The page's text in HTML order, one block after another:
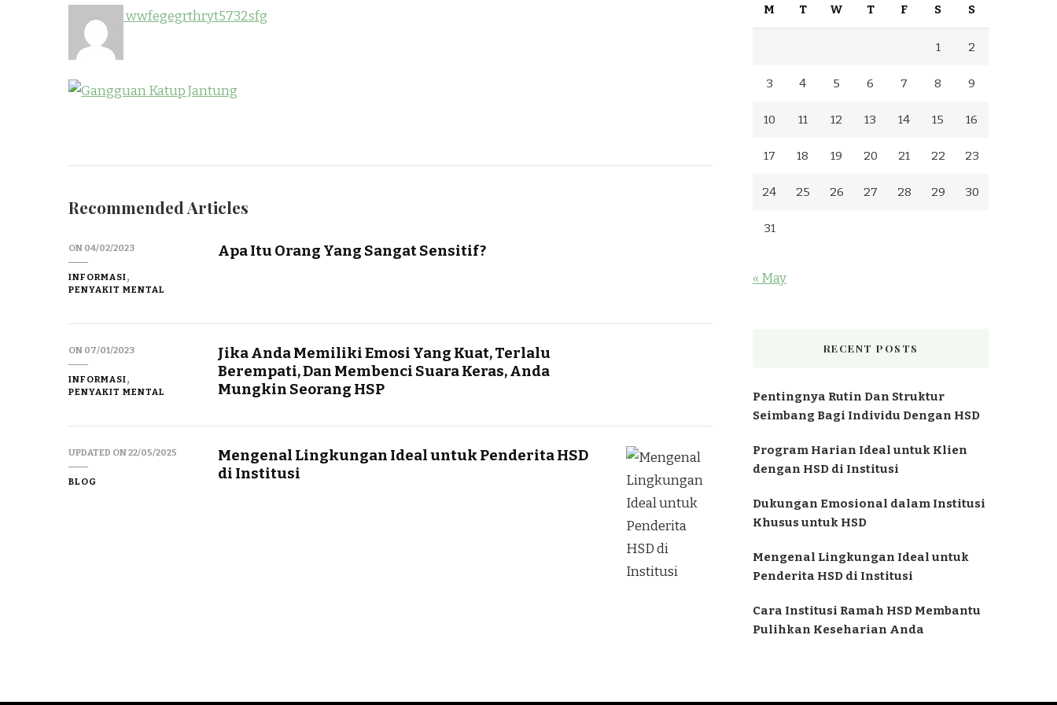
wwfegegrthryt5732sfg
Recommended Articles
ON 04/02/2023
INFORMASI
PENYAKIT MENTAL
Apa Itu Orang Yang Sangat Sensitif?
ON 07/01/2023
INFORMASI
PENYAKIT MENTAL
Jika Anda Memiliki Emosi Yang Kuat, Terlalu
Berempati, Dan Membenci Suara Keras, Anda
Mungkin Seorang HSP
UPDATED ON22/05/2025
BLOG
Mengenal Lingkungan Ideal untuk Penderita HSD
di Institusi
M T W T F S S
1 2
3 4 5 6 7 8 9
10 11 12 13 14 15 16
17 18 19 20 21 22 23
24 25 26 27 28 29 30
31
« May
RECENT POSTS
Pentingnya Rutin Dan Struktur
Seimbang Bagi Individu Dengan HSD
Program Harian Ideal untuk Klien
dengan HSD di Institusi
Dukungan Emosional dalam Institusi
Khusus untuk HSD
Mengenal Lingkungan Ideal untuk
Penderita HSD di Institusi
Cara Institusi Ramah HSD Membantu
Pulihkan Keseharian Anda